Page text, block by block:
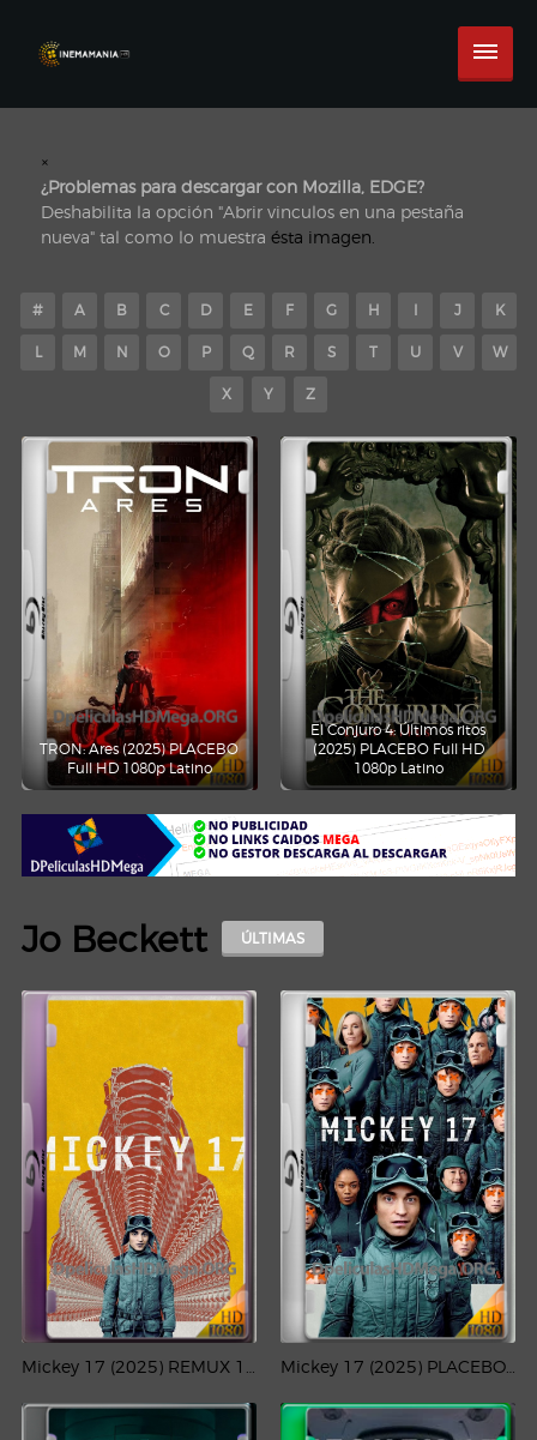
×
¿Problemas para descargar con Mozilla, EDGE?
Deshabilita la opción "Abrir vinculos en una pestaña
nueva" tal como lo muestra ésta imagen.
# A B C D E F G H I J K
L M N O P Q R S T U V W
X Y Z
TRON: Ares (2025) PLACEBO
Full HD 1080p Latino
El Conjuro 4: Últimos ritos
(2025) PLACEBO Full HD
1080p Latino
Jo Beckett ÚLTIMAS